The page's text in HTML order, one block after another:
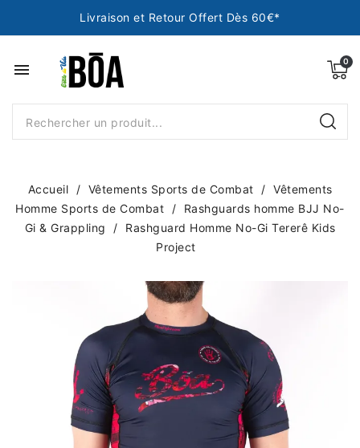
Livraison et Retour Offert Dès 60€*
menu
Accueil Vêtements Sports de Combat
Vêtements
Homme Sports de Combat
Rashguards homme BJJ No-
Gi & Grappling
Rashguard Homme No-Gi Tererê Kids
Project